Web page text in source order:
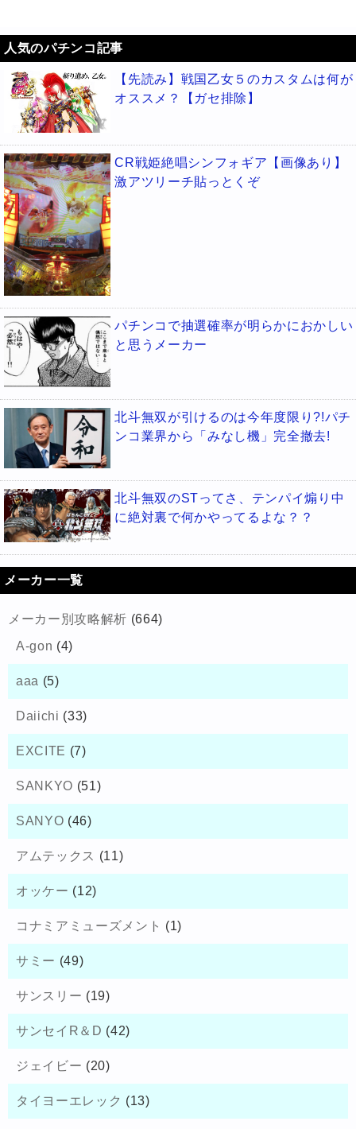
人気のパチンコ記事
【先読み】戦国乙女５のカスタムは何が
オススメ？【ガセ排除】
CR戦姫絶唱シンフォギア【画像あり】
激アツリーチ貼っとくぞ
パチンコで抽選確率が明らかにおかしい
と思うメーカー
北斗無双が引けるのは今年度限り?!パチ
ンコ業界から「みなし機」完全撤去!
北斗無双のSTってさ、テンパイ煽り中
に絶対裏で何かやってるよな？？
メーカー一覧
メーカー別攻略解析 (664)
A-gon (4)
aaa (5)
Daiichi (33)
EXCITE (7)
SANKYO (51)
SANYO (46)
アムテックス (11)
オッケー (12)
コナミアミューズメント (1)
サミー (49)
サンスリー (19)
サンセイR＆D (42)
ジェイビー (20)
タイヨーエレック (13)